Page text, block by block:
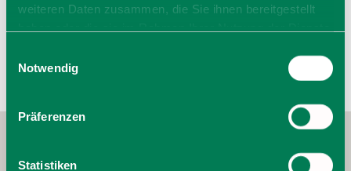
weiteren Daten zusammen, die Sie ihnen bereitgestellt
Cookies, wenn Sie unsere Webseite weiterhin nutzen.
Notwendig
Präferenzen
Statistiken